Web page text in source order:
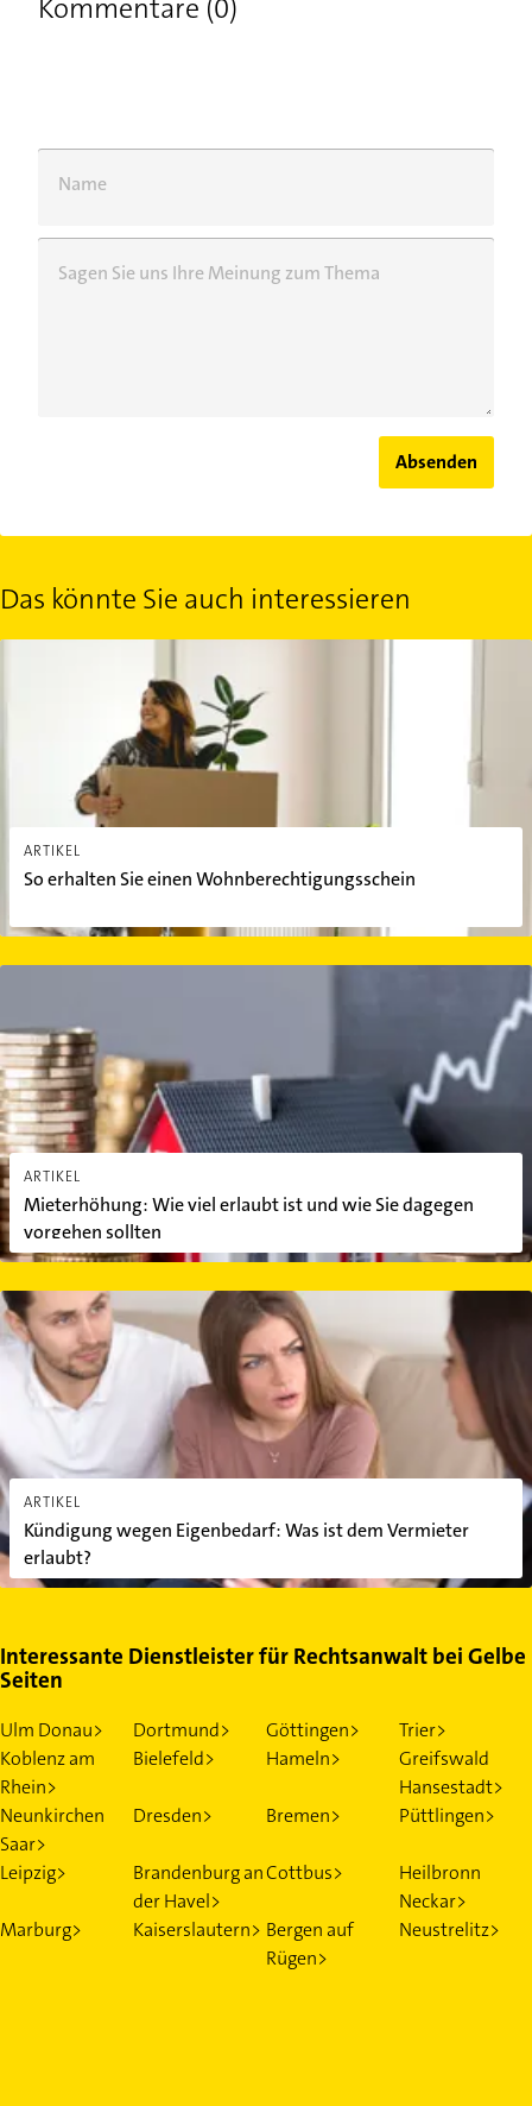
Kommentare (0)
Name
Sagen Sie uns Ihre Meinung zum Thema
Absenden
Das könnte Sie auch interessieren
ARTIKEL
So erhalten Sie einen Wohnberechtigungsschein
ARTIKEL
Mieterhöhung: Wie viel erlaubt ist und wie Sie dagegen
vorgehen sollten
Mieterhöhung: Wie viel erlaubt ist und wie Sie dagegen vorgehen
ARTIKEL
Kündigung wegen Eigenbedarf: Was ist dem Vermieter
erlaubt?
Kündigung wegen Eigenbedarf: Was ist dem Vermieter erlaubt?
Interessante Dienstleister für Rechtsanwalt bei Gelbe
Seiten
Ulm Donau> Dortmund> Göttingen>
Trier>
Koblenz am
Rhein>
Bielefeld> Hameln>
Greifswald
Hansestadt>
Neunkirchen
Saar>
Dresden> Bremen> Püttlingen>
Leipzig>
Brandenburg an
der Havel>
Cottbus>
Heilbronn
Neckar>
Marburg>
Kaiserslautern> Bergen auf
Rügen>
Neustrelitz>